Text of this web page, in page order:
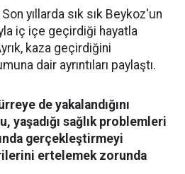
yıllarda sık sık Beykoz'un
iç içe geçirdiği hayatla
kaza geçirdiğini
dair ayrıntıları paylaştı.
de yakalandığını
yaşadığı sağlık problemleri
gerçekleştirmeyi
ertelemek zorunda